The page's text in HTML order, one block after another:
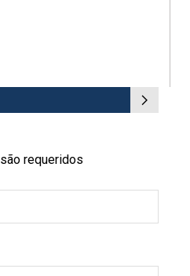
são requeridos